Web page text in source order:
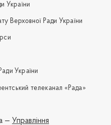
України
Верховної Ради України
України
телеканал «Рада»
— Управління